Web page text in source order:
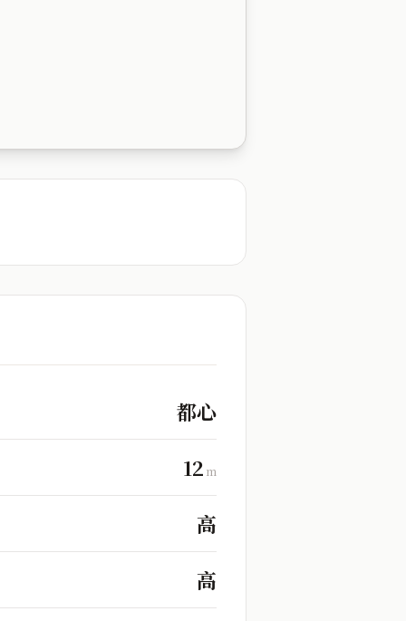
都心
12 m
高
高